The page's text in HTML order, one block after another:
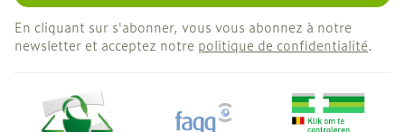
En cliquant sur s'abonner, vous vous abonnez à notre
newsletter et acceptez notre politique de confidentialité.